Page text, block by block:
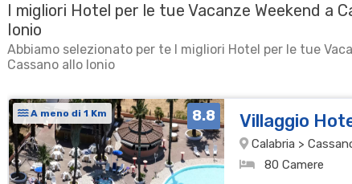
I migliori Hotel per le tue Vacanze Weekend a
Ionio
Abbiamo selezionato per te I migliori Hotel per le tue
Cassano allo Ionio
A meno di 1 Km 8.8 Villaggio
Calabria >
80 Camere